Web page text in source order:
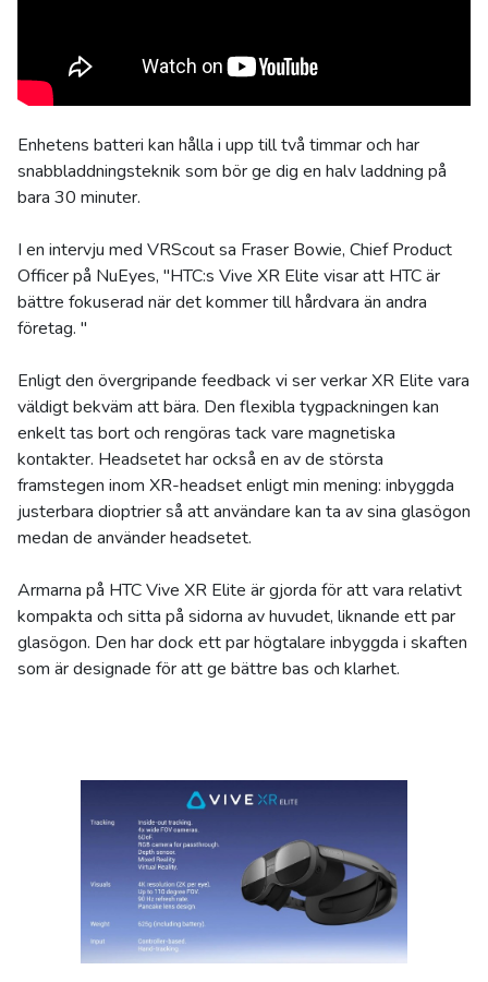
Enhetens batteri kan hålla i upp till två timmar och har
snabbladdningsteknik som bör ge dig en halv laddning på
bara 30 minuter.
I en intervju med VRScout sa Fraser Bowie, Chief Product
Officer på NuEyes, "HTC:s Vive XR Elite visar att HTC är
bättre fokuserad när det kommer till hårdvara än andra
företag. "
Enligt den övergripande feedback vi ser verkar XR Elite vara
väldigt bekväm att bära. Den flexibla tygpackningen kan
enkelt tas bort och rengöras tack vare magnetiska
kontakter. Headsetet har också en av de största
framstegen inom XR-headset enligt min mening: inbyggda
justerbara dioptrier så att användare kan ta av sina glasögon
medan de använder headsetet.
Armarna på HTC Vive XR Elite är gjorda för att vara relativt
kompakta och sitta på sidorna av huvudet, liknande ett par
glasögon. Den har dock ett par högtalare inbyggda i skaften
som är designade för att ge bättre bas och klarhet.